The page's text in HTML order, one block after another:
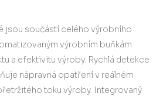
jsou součástí celého výrobního
výrobním buňkám
a efektivitu výroby. Rychlá detekce
nápravná opatření v reálném
toku výroby. Integrovaný